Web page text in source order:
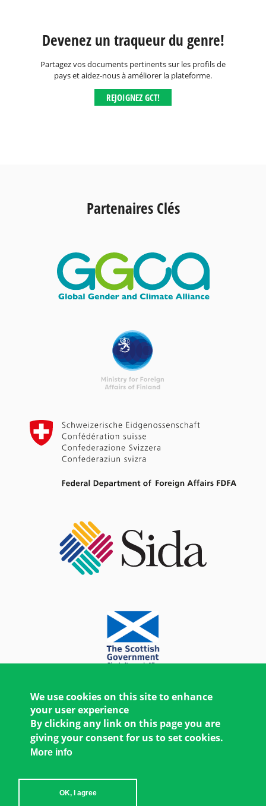
Devenez un traqueur du genre!
Partagez vos documents pertinents sur les profils de
pays et aidez-nous à améliorer la plateforme.
REJOIGNEZ GCT!
Partenaires Clés
We use cookies on this site to enhance
your user experience
By clicking any link on this page you are
giving your consent for us to set cookies.
More info
OK, I agree